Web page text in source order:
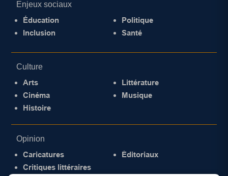
Enjeux sociaux
Éducation
Inclusion
Politique
Santé
Culture
Arts
Cinéma
Histoire
Littérature
Musique
Opinion
Caricatures
Critiques littéraires
Éditoriaux